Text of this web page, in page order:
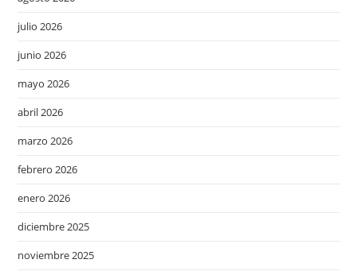
julio 2026
junio 2026
mayo 2026
abril 2026
marzo 2026
febrero 2026
enero 2026
diciembre 2025
noviembre 2025